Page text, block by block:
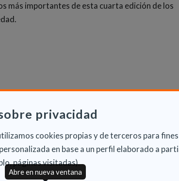
privacidad
cookies propias y de terceros para
en base a un perfil elaborado a
páginas visitadas).
Abre en nueva ventana
más importantes de esta cuarta edición de los